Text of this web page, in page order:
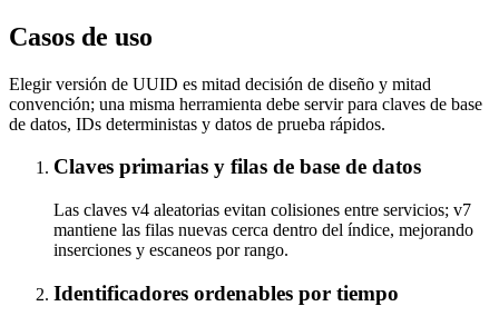
Casos de uso
Elegir versión de UUID es mitad decisión de diseño y mitad
convención; una misma herramienta debe servir para claves de base
de datos, IDs deterministas y datos de prueba rápidos.
Claves primarias y filas de base de datos
Las claves v4 aleatorias evitan colisiones entre servicios; v7
mantiene las filas nuevas cerca dentro del índice, mejorando
inserciones y escaneos por rango.
Identificadores ordenables por tiempo